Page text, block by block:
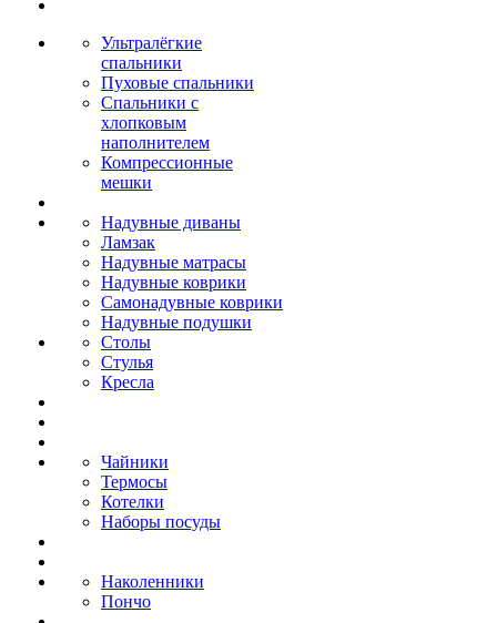
Ультралёгкие
спальники
Пуховые спальники
Спальники с
хлопковым
наполнителем
Компрессионные
мешки
Надувные диваны
Ламзак
Надувные матрасы
Надувные коврики
Самонадувные коврики
Надувные подушки
Столы
Стулья
Кресла
Чайники
Термосы
Котелки
Наборы посуды
Наколенники
Пончо